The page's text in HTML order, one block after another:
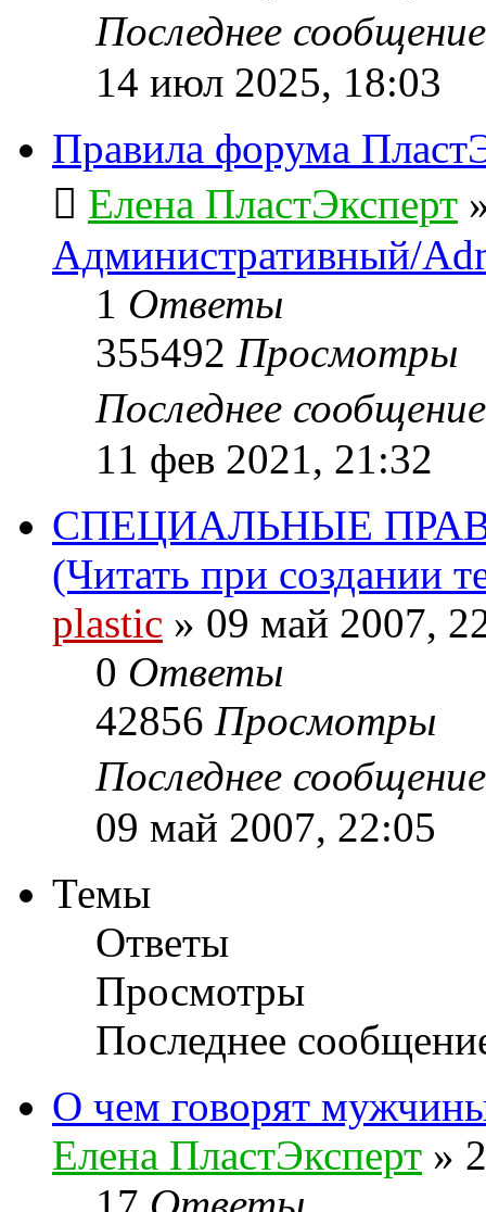
Последнее
14 июл 2025, 18:03
Правила форума
Елена ПластЭксперт
Административный/
1 Ответы
355492 Просмотры
Последнее
11 фев 2021, 21:32
СПЕЦИАЛЬНЫЕ
(Читать при создании
plastic » 09 май 2007,
0 Ответы
42856 Просмотры
Последнее
09 май 2007, 22:05
Темы
Ответы
Просмотры
Последнее
О чем говорят
Елена ПластЭксперт »